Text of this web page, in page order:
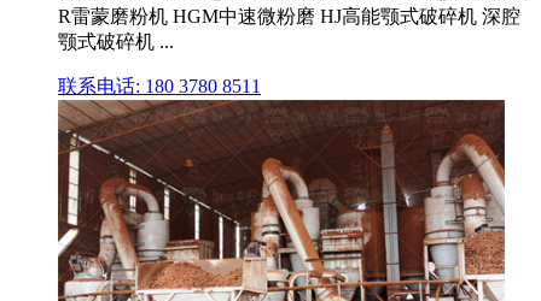
R雷蒙磨粉机 HGM中速微粉磨 HJ高能颚式破碎机 深腔
颚式破碎机 ...
联系电话: 180 3780 8511